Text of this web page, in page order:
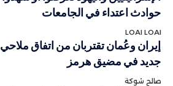
حوادث اعتداء في الجامعات
LOAI LOAI
إيران وعُمان تقتربان من اتفاق ملاحي
جديد في مضيق هرمز
صالح شوكة